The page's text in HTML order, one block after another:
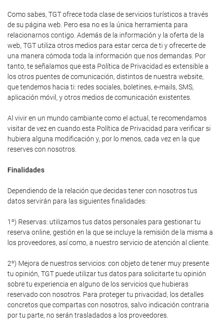
Como sabes, TGT ofrece toda clase de servicios turísticos a través
de su página web. Pero esa no es la única herramienta para
relacionarnos contigo. Además de la información y la oferta de la
web, TGT utiliza otros medios para estar cerca de ti y ofrecerte de
una manera cómoda toda la información que nos demandas. Por
tanto, te señalamos que esta Política de Privacidad es extensible a
los otros puentes de comunicación, distintos de nuestra website,
que tendemos hacia ti: redes sociales, boletines, e-mails, SMS,
aplicación móvil, y otros medios de comunicación existentes.
Al vivir en un mundo cambiante como el actual, te recomendamos
visitar de vez en cuando esta Política de Privacidad para verificar si
hubiera alguna modificación y, por lo menos, cada vez en la que
reserves con nosotros.
Finalidades
Dependiendo de la relación que decidas tener con nosotros tus
datos servirán para las siguientes finalidades:
1º) Reservas: utilizamos tus datos personales para gestionar tu
reserva online, gestión en la que se incluye la remisión de la misma a
los proveedores, así como, a nuestro servicio de atención al cliente.
2º) Mejora de nuestros servicios: con objeto de tener muy presente
tu opinión, TGT puede utilizar tus datos para solicitarte tu opinión
sobre tu experiencia en alguno de los servicios que hubieras
reservado con nosotros. Para proteger tu privacidad, los detalles
concretos que compartas con nosotros, salvo indicación contraria
por tu parte, no serán trasladados a los proveedores.